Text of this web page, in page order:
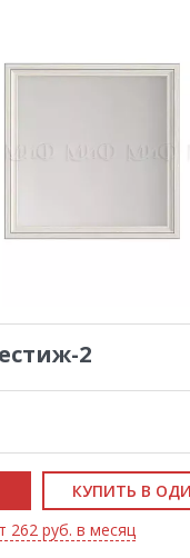
2
КУПИТЬ В
262 руб. в месяц